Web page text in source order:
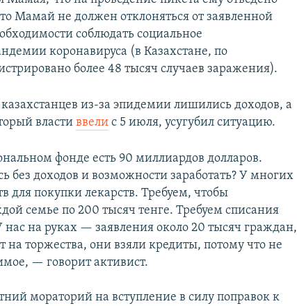
Мамай не должен отклоняться от заявленной
соблюдать социальное
коронавируса (в Казахстане, по
более 48 тысяч случаев заражения).
из-за эпидемии лишились доходов, а
властиввели с 5 июля, усугубил ситуацию.
фонде есть 90 миллиардов долларов.
без доходов и возможности заработать? У многих
для покупки лекарств. Требуем, чтобы
семье по 200 тысяч тенге. Требуем списания
на руках — заявления около 20 тысяч граждан,
на торжества, они взяли кредиты, потому что не
— говорит активист.
мораторий на вступление в силу поправок к